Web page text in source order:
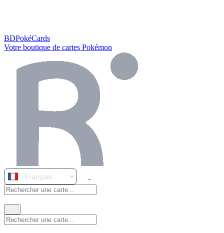
BDPokéCards
Votre boutique de cartes Pokémon